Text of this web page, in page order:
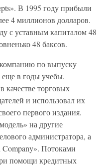
В 1995 году прибыли
4 миллионов долларов.
с уставным капиталом 48
48 баксов.
по выпуску
еще в годы учебы.
качестве торговых
и использовал их
первого издания.
на другие
администратора, а
Company». Потоками
помощи кредитных